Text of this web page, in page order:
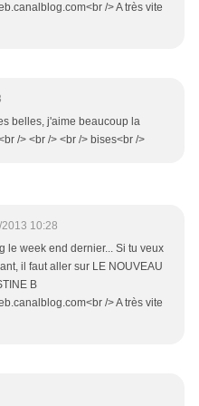
/> A très vite
belles, j'aime beaucoup la
/> <br /> <br /> bises<br />
10:28
le week end dernier... Si tu veux
il faut aller sur LE NOUVEAU
B
/> A très vite